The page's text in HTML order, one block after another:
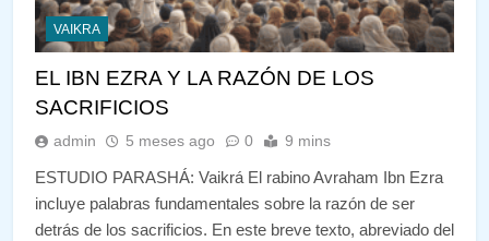
VAIKRA
EL IBN EZRA Y LA RAZÓN DE LOS
SACRIFICIOS
admin 5 meses ago 0 9 mins
ESTUDIO PARASHÁ: Vaikrá El rabino Avraham Ibn Ezra
incluye palabras fundamentales sobre la razón de ser
detrás de los sacrificios. En este breve texto, abreviado del